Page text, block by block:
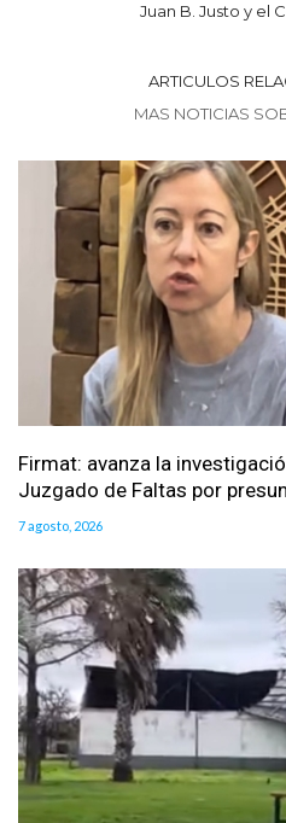
Juan B. Justo y el
ARTICULOS
MAS NOTICIAS
Firmat: avanza la
Juzgado de Faltas por
7 agosto, 2026